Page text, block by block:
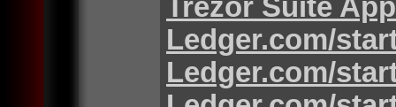
Ledger.com/
Ledger.com/